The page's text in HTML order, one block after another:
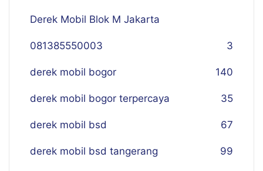
Derek Mobil Blok M Jakarta
081385550003 3
derek mobil bogor 140
derek mobil bogor terpercaya 35
derek mobil bsd 67
derek mobil bsd tangerang 99